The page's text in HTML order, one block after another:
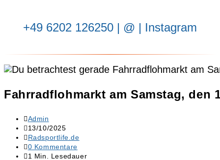
‭+49 6202 126250 | ‬ @ | Instagram
Fahrradflohmarkt am Samstag, den
Admin
13/10/2025
Radsportlife.de
0 Kommentare
1 Min. Lesedauer